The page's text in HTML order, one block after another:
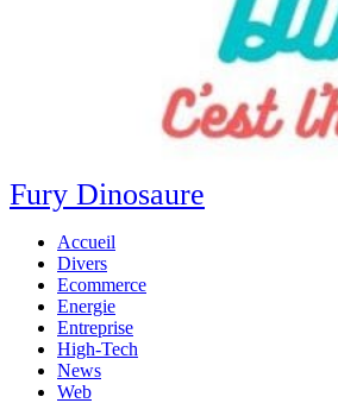
Fury Dinosaure
Accueil
Divers
Ecommerce
Energie
Entreprise
High-Tech
News
Web